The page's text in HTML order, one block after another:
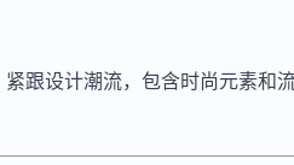
跟设计潮流，包含时尚元素和